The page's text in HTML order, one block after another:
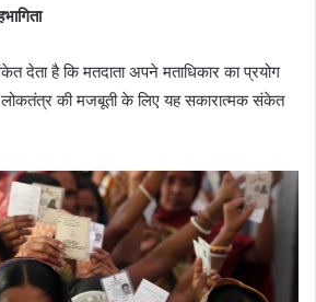
देता है कि मतदाता अपने मताधिकार का प्रयोग
की मजबूती के लिए यह सकारात्मक संकेत